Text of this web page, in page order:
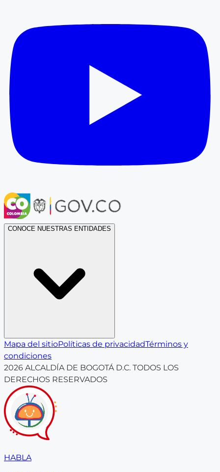
CONOCE NUESTRAS ENTIDADES
Mapa del sitioPolíticas de privacidadTérminos y
condiciones
2026 ALCALDÍA DE BOGOTÁ D.C. TODOS LOS
DERECHOS RESERVADOS
HABLA